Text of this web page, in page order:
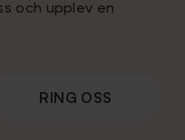
och upplev en
RING OSS